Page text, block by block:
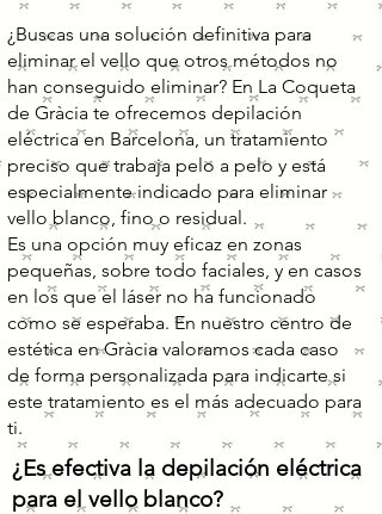
¿Buscas una solución definitiva para
eliminar el vello que otros métodos no
han conseguido eliminar? En La Coqueta
de Gràcia te ofrecemos depilación
eléctrica en Barcelona, un tratamiento
preciso que trabaja pelo a pelo y está
especialmente indicado para eliminar
vello blanco, fino o residual.
Es una opción muy eficaz en zonas
pequeñas, sobre todo faciales, y en casos
en los que el láser no ha funcionado
como se esperaba. En nuestro centro de
estética en Gràcia valoramos cada caso
de forma personalizada para indicarte si
este tratamiento es el más adecuado para
ti.
¿Es efectiva la depilación eléctrica
para el vello blanco?